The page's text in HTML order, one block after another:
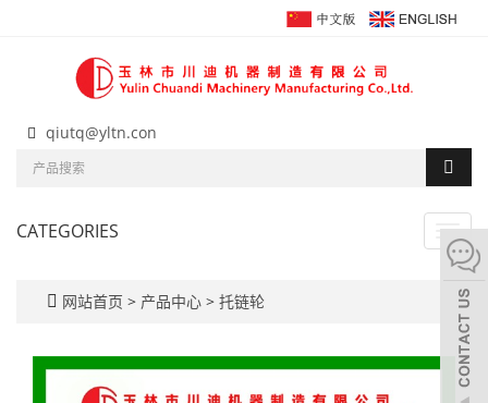
qiutq@yltn.con
CATEGORIES
网站首页 > 产品中心 > 托链轮